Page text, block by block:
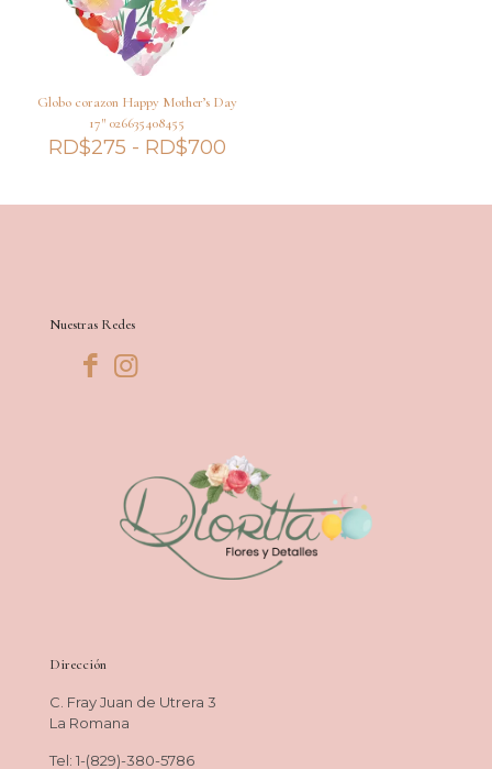
Globo corazon Happy Mother’s Day
17″ 026635408455
RD$275 - RD$700Rango
desde
Nuestras Redes
Dirección
C. Fray Juan de Utrera 3
La Romana
Tel: 1-(829)-380-5786